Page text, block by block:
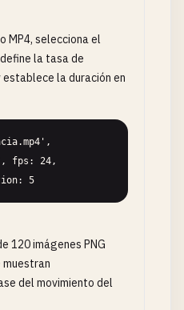
MP4, selecciona el
la tasa de
la duración en
fps: 24,
5
120 imágenes PNG
muestran
del movimiento del